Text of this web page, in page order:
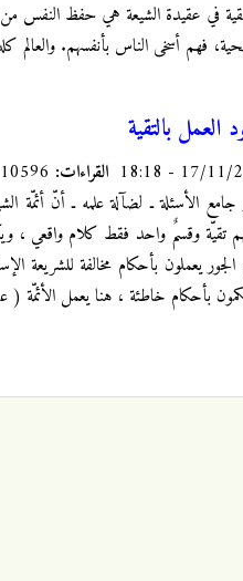
في عقيدة الشيعة هي حفظ النفس من
فهم أسخى الناس بأنفسهم. والعالم
العمل بالتقية
17/11/2016 القراءات:
الأسئلة ـ لضآلة علمه ـ أنّ أئمّة
تقيّة وقسمٌ واحد فقط كلام واقعي ،
يعملون بأحكام مخالفة للشريعة
بأحكام خاطئة ، هنا يعمل الأئمّة